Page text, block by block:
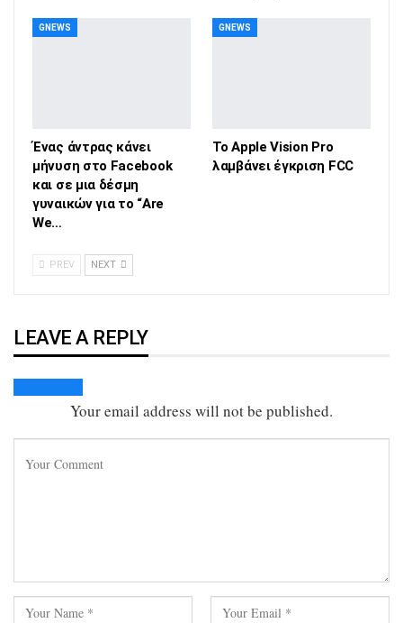
GNEWS
Ένας άντρας κάνει
μήνυση στο Facebook
και σε μια δέσμη
γυναικών για το “Are
We…
GNEWS
Το Apple Vision Pro
λαμβάνει έγκριση FCC
PREV NEXT
LEAVE A REPLY
Your email address will not be published.